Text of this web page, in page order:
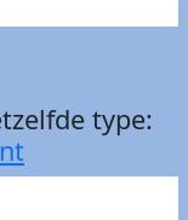
type: